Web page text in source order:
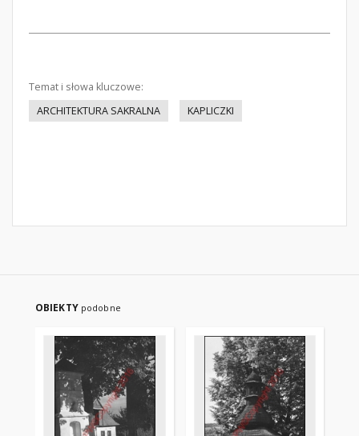
Temat i słowa kluczowe:
ARCHITEKTURA SAKRALNA
KAPLICZKI
OBIEKTY podobne